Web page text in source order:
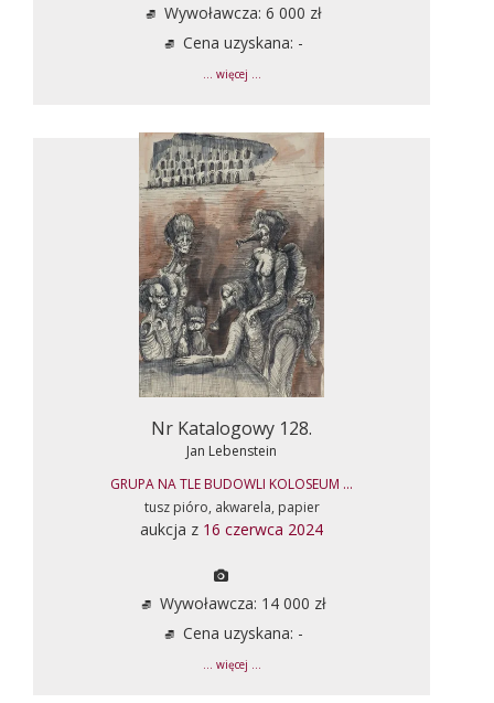
Wywoławcza: 6 000 zł
Cena uzyskana: -
... więcej ...
Nr Katalogowy 128.
Jan Lebenstein
GRUPA NA TLE BUDOWLI KOLOSEUM ...
tusz pióro, akwarela, papier
aukcja z 16 czerwca 2024
Wywoławcza: 14 000 zł
Cena uzyskana: -
... więcej ...